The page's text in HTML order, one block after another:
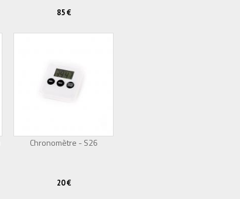
85 €
Chronomètre - S26
20 €